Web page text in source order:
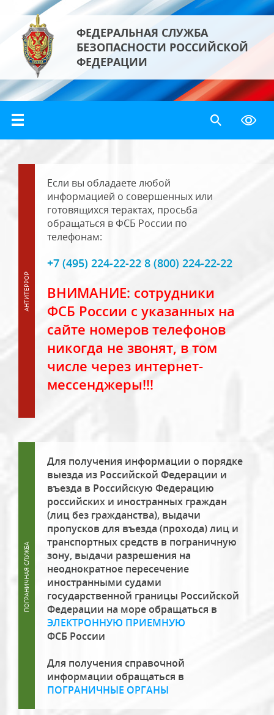
ФЕДЕРАЛЬНАЯ СЛУЖБА
БЕЗОПАСНОСТИ РОССИЙСКОЙ
ФЕДЕРАЦИИ
Если вы обладаете любой
информацией о совершенных или
готовящихся терактах, просьба
обращаться в ФСБ России по
телефонам:
+7 (495) 224-22-22 8 (800) 224-22-22
ВНИМАНИЕ: сотрудники
ФСБ России с указанных на
сайте номеров телефонов
никогда не звонят, в том
числе через интернет-
мессенджеры!!!
Для получения информации о порядке
выезда из Российской Федерации и
въезда в Российскую Федерацию
российских и иностранных граждан
(лиц без гражданства), выдачи
пропусков для въезда (прохода) лиц и
транспортных средств в пограничную
зону, выдачи разрешения на
неоднократное пересечение
иностранными судами
государственной границы Российской
Федерации на море обращаться в
ЭЛЕКТРОННУЮ ПРИЕМНУЮ
ФСБ России
Для получения справочной
информации обращаться в
ПОГРАНИЧНЫЕ ОРГАНЫ